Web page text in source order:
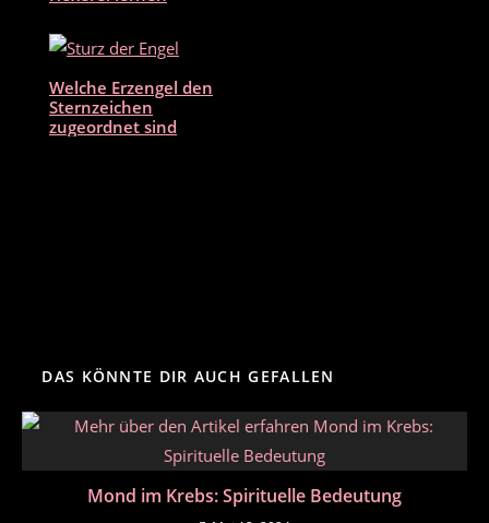
Welche Erzengel den
Sternzeichen
zugeordnet sind
DAS KÖNNTE DIR AUCH GEFALLEN
Mond im Krebs: Spirituelle Bedeutung